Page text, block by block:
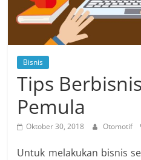
Bisnis
Tips
Pemula
Oktober 30, 2018 Otomotif
Untuk melakukan bisnis